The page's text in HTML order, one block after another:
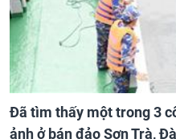
Đã tìm thấy một trong 3
ảnh ở bán đảo Sơn Trà,